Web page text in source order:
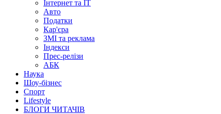
Інтернет та IT
Авто
Податки
Кар'єра
ЗМІ та реклама
Індекси
Прес-релізи
АБК
Наука
Шоу-бізнес
Спорт
Lifestyle
БЛОГИ ЧИТАЧІВ